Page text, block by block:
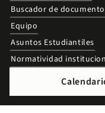
Buscador de
Equipo
Asuntos Estudiantiles
Normatividad